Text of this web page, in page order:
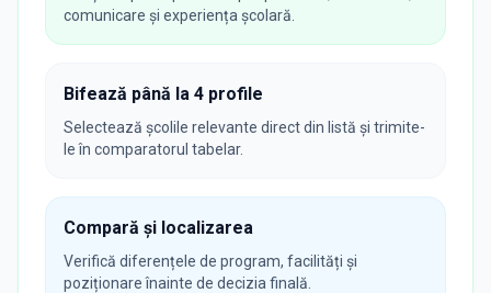
comunicare și experiența școlară.
Bifează până la 4 profile
Selectează școlile relevante direct din listă și trimite-
le în comparatorul tabelar.
Compară și localizarea
Verifică diferențele de program, facilități și
poziționare înainte de decizia finală.